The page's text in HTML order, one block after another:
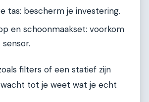
tas: bescherm je investering.
en schoonmaakset: voorkom
filters of een statief zijn
wacht tot je weet wat je echt